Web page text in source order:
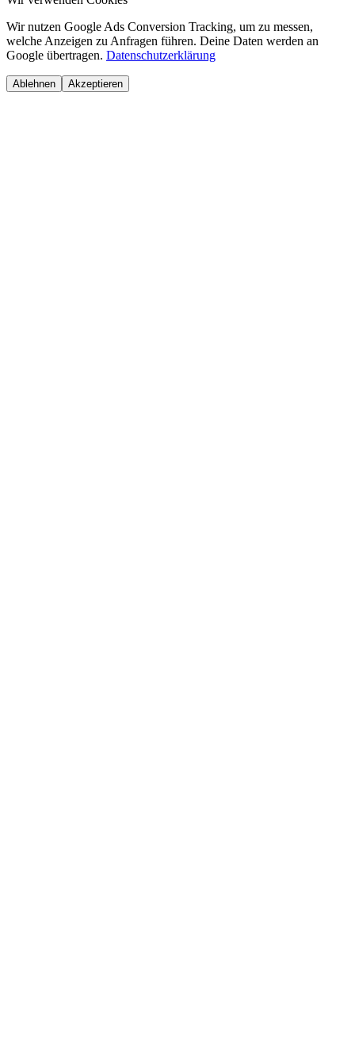
Wir nutzen Google Ads Conversion Tracking, um zu messen,
welche Anzeigen zu Anfragen führen. Deine Daten werden an
Google übertragen. Datenschutzerklärung
Ablehnen Akzeptieren